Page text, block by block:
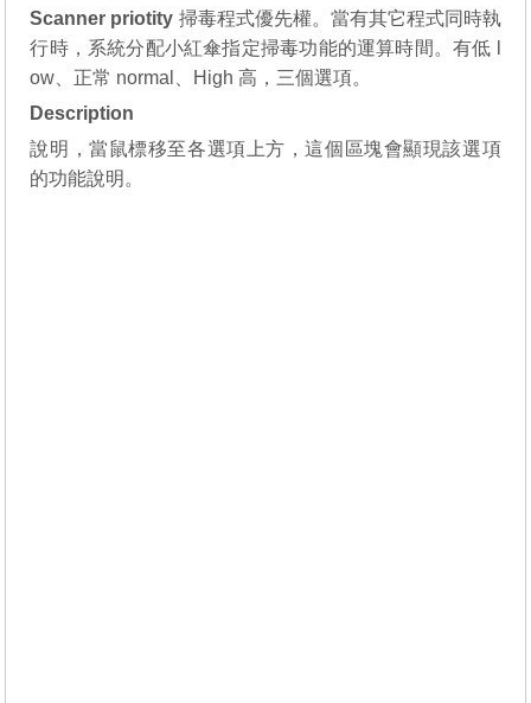
Scanner priotity 掃毒程式優先權。當有其它程式同時執
行時，系統分配小紅傘指定掃毒功能的運算時間。有低 l
ow、正常 normal、High 高，三個選項。
Description
說明，當鼠標移至各選項上方，這個區塊會顯現該選項
的功能說明。